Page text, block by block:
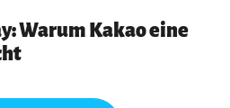
Warum Kakao eine